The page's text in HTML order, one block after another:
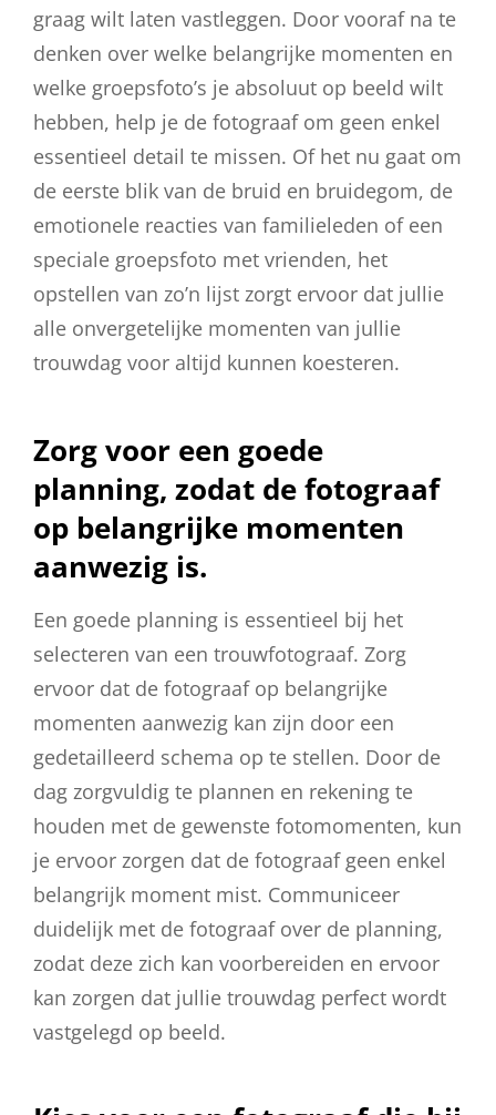
graag wilt laten vastleggen. Door vooraf na te
denken over welke belangrijke momenten en
welke groepsfoto’s je absoluut op beeld wilt
hebben, help je de fotograaf om geen enkel
essentieel detail te missen. Of het nu gaat om
de eerste blik van de bruid en bruidegom, de
emotionele reacties van familieleden of een
speciale groepsfoto met vrienden, het
opstellen van zo’n lijst zorgt ervoor dat jullie
alle onvergetelijke momenten van jullie
trouwdag voor altijd kunnen koesteren.
Zorg voor een goede
planning, zodat de fotograaf
op belangrijke momenten
aanwezig is.
Een goede planning is essentieel bij het
selecteren van een trouwfotograaf. Zorg
ervoor dat de fotograaf op belangrijke
momenten aanwezig kan zijn door een
gedetailleerd schema op te stellen. Door de
dag zorgvuldig te plannen en rekening te
houden met de gewenste fotomomenten, kun
je ervoor zorgen dat de fotograaf geen enkel
belangrijk moment mist. Communiceer
duidelijk met de fotograaf over de planning,
zodat deze zich kan voorbereiden en ervoor
kan zorgen dat jullie trouwdag perfect wordt
vastgelegd op beeld.